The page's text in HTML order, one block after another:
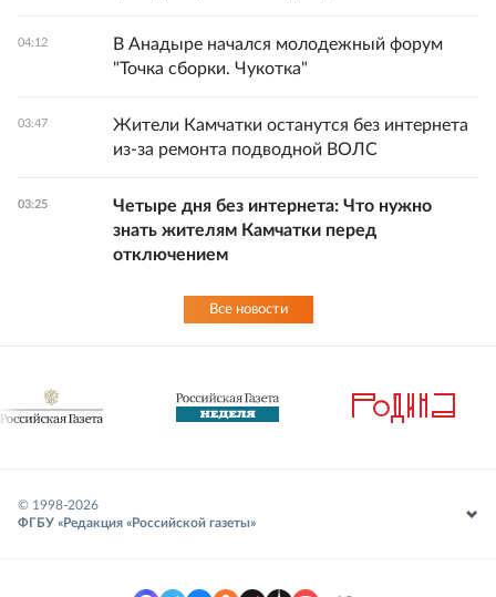
04:12
В Анадыре начался молодежный форум
"Точка сборки. Чукотка"
03:47
Жители Камчатки останутся без интернета
из-за ремонта подводной ВОЛС
03:25
Четыре дня без интернета: Что нужно
знать жителям Камчатки перед
отключением
Все новости
© 1998-2026
ФГБУ «Редакция «Российской газеты»